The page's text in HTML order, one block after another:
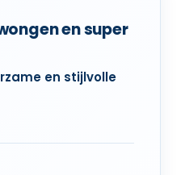
en super
en stijlvolle